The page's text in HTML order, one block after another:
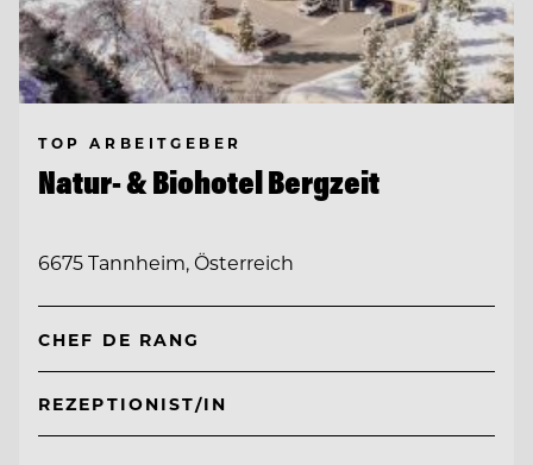
TOP ARBEITGEBER
Natur- & Biohotel Bergzeit
6675 Tannheim, Österreich
CHEF DE RANG
REZEPTIONIST/IN